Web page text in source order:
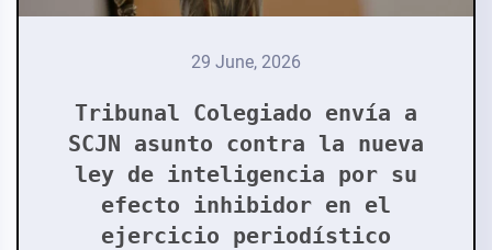
29 June, 2026
Tribunal Colegiado envía a
SCJN asunto contra la nueva
ley de inteligencia por su
efecto inhibidor en el
ejercicio periodístico